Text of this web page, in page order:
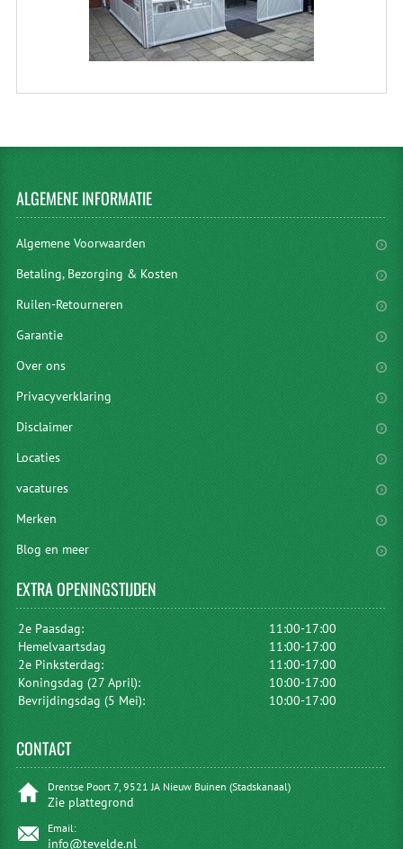
ALGEMENEINFORMATIE
Algemene Voorwaarden
Betaling, Bezorging & Kosten
Ruilen-Retourneren
Garantie
Over ons
Privacyverklaring
Disclaimer
Locaties
vacatures
Merken
Blog en meer
EXTRAOPENINGSTIJDEN
2e Paasdag:
11:00-17:00
Hemelvaartsdag
11:00-17:00
2e Pinksterdag:
11:00-17:00
Koningsdag (27 April):
10:00-17:00
Bevrijdingsdag (5 Mei):
10:00-17:00
CONTACT
Drentse Poort 7, 9521 JA Nieuw Buinen (Stadskanaal)
Zie plattegrond
Email:
info@tevelde.nl